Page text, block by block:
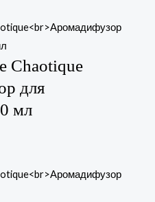
Chaotique
для
мл